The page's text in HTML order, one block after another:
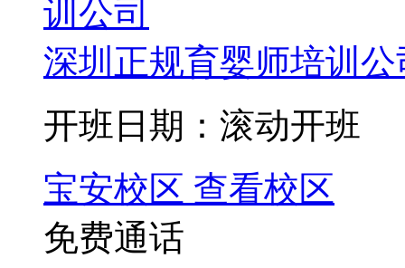
深圳正规育婴师培训公
开班日期：滚动开班
宝安校区 查看校区
免费通话